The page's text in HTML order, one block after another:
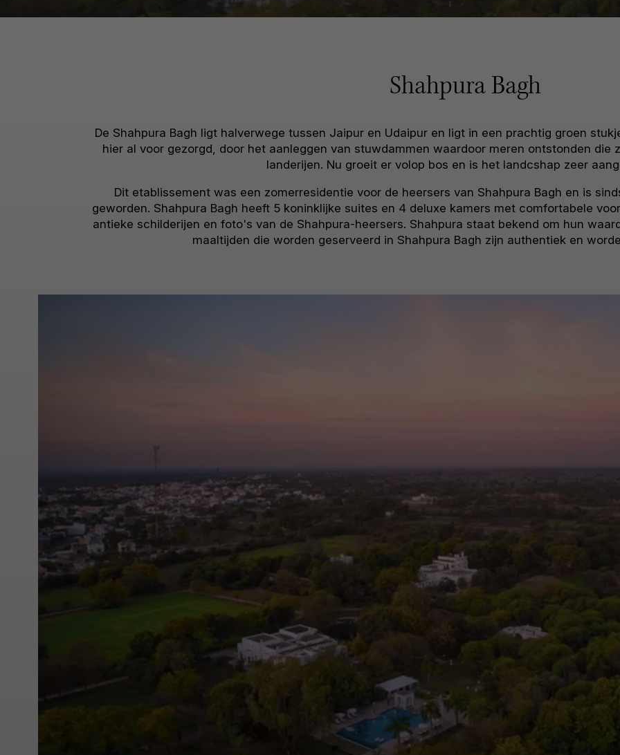
Shahpura Bagh
De Shahpura Bagh ligt halverwege tussen Jaipur en Udaipur en ligt in een prachtig groen
hier al voor gezorgd, door het aanleggen van stuwdammen waardoor meren ontstonden die
landerijen. Nu groeit er volop bos en is het landcshap zeer
Dit etablissement was een zomerresidentie voor de heersers van Shahpura Bagh en is
geworden. Shahpura Bagh heeft 5 koninklijke suites en 4 deluxe kamers met comfortabele
antieke schilderijen en foto's van de Shahpura-heersers. Shahpura staat bekend om hun
maaltijden die worden geserveerd in Shahpura Bagh zijn authentiek en